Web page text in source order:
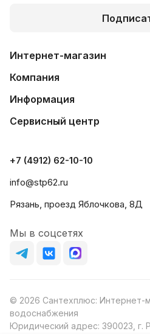
Интернет-магазин
Компания
Информация
Сервисный центр
+7 (4912) 62-10-10
info@stp62.ru
Рязань, проезд Яблочкова, 8Д
Мы в соцсетях
© 2026 Сантехплюс: Интернет-
водоснабжения
Юридический адрес: 390023, г.